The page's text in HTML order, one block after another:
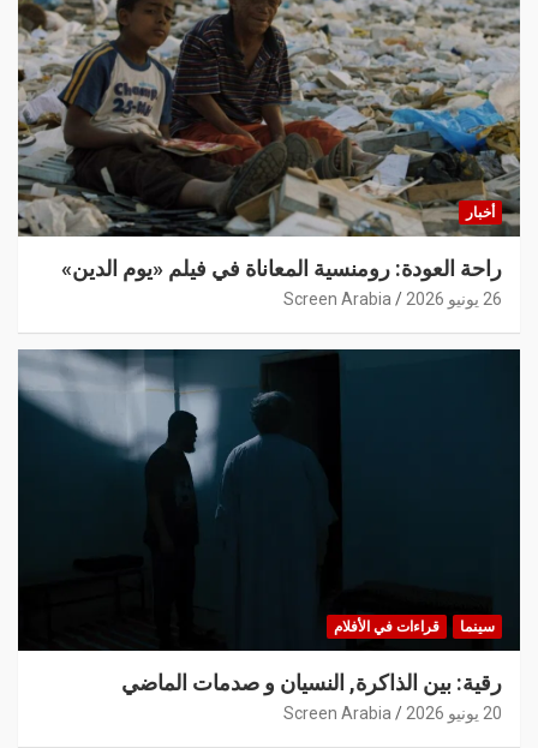
أخبار
راحة العودة: رومنسية المعاناة في فيلم «يوم الدين»
26 يونيو 2026 Screen Arabia
سينما قراءات في الأفلام
رقية: بين الذاكرة, النسيان و صدمات الماضي
20 يونيو 2026 Screen Arabia